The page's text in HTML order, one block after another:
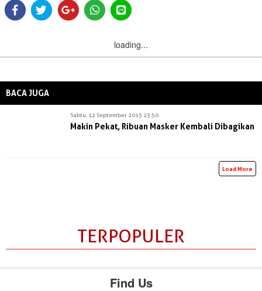
loading...
BACA JUGA
Sabtu, 12 September 2015 23:50
Makin Pekat, Ribuan Masker Kembali Dibagikan
Load More
TERPOPULER
Find Us